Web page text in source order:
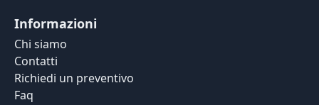
Informazioni
Chi siamo
Contatti
Richiedi un preventivo
Faq